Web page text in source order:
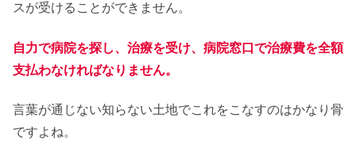
スが受けることができません。
自力で病院を探し、治療を受け、病院窓口で治療費を全額
支払わなければなりません。
言葉が通じない知らない土地でこれをこなすのはかなり骨
ですよね。